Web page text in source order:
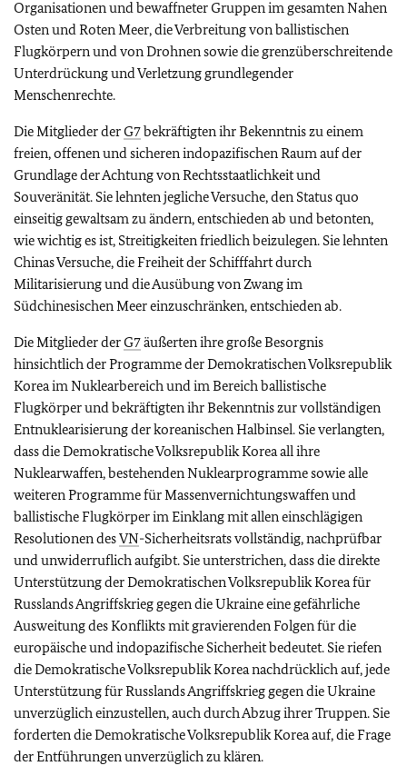
Organisationen und bewaffneter Gruppen im gesamten Nahen
Osten und Roten Meer, die Verbreitung von ballistischen
Flugkörpern und von Drohnen sowie die grenzüberschreitende
Unterdrückung und Verletzung grundlegender
Menschenrechte.
Die Mitglieder derG7bekräftigten ihr Bekenntnis zu einem
freien, offenen und sicheren indopazifischen Raum auf der
Grundlage der Achtung von Rechtsstaatlichkeit und
Souveränität. Sie lehnten jegliche Versuche, den Status quo
einseitig gewaltsam zu ändern, entschieden ab und betonten,
wie wichtig es ist, Streitigkeiten friedlich beizulegen. Sie lehnten
Chinas Versuche, die Freiheit der Schifffahrt durch
Militarisierung und die Ausübung von Zwang im
Südchinesischen Meer einzuschränken, entschieden ab.
Die Mitglieder derG7äußerten ihre große Besorgnis
hinsichtlich der Programme der Demokratischen Volksrepublik
Korea im Nuklearbereich und im Bereich ballistische
Flugkörper und bekräftigten ihr Bekenntnis zur vollständigen
Entnuklearisierung der koreanischen Halbinsel. Sie verlangten,
dass die Demokratische Volksrepublik Korea all ihre
Nuklearwaffen, bestehenden Nuklearprogramme sowie alle
weiteren Programme für Massenvernichtungswaffen und
ballistische Flugkörper im Einklang mit allen einschlägigen
Resolutionen desVN-Sicherheitsrats vollständig, nachprüfbar
und unwiderruflich aufgibt. Sie unterstrichen, dass die direkte
Unterstützung der Demokratischen Volksrepublik Korea für
Russlands Angriffskrieg gegen die Ukraine eine gefährliche
Ausweitung des Konflikts mit gravierenden Folgen für die
europäische und indopazifische Sicherheit bedeutet. Sie riefen
die Demokratische Volksrepublik Korea nachdrücklich auf, jede
Unterstützung für Russlands Angriffskrieg gegen die Ukraine
unverzüglich einzustellen, auch durch Abzug ihrer Truppen. Sie
forderten die Demokratische Volksrepublik Korea auf, die Frage
der Entführungen unverzüglich zu klären.